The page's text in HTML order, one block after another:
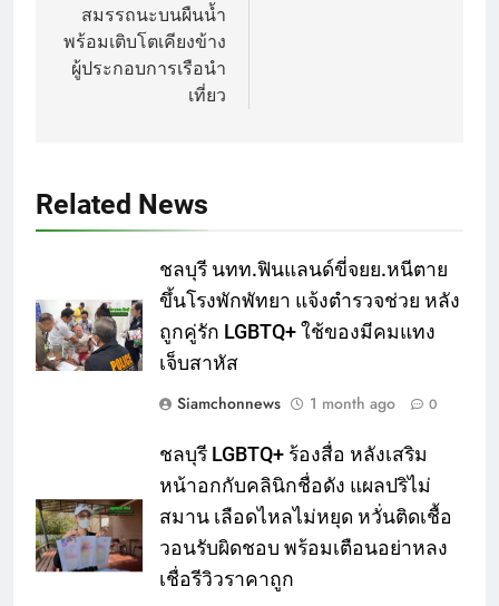
สมรรถนะบนผืนน้ำ
พร้อมเติบโตเคียงข้าง
ผู้ประกอบการเรือนำ
เที่ยว
Related News
ชลบุรี นทท.ฟินแลนด์ขี่จยย.หนีตาย
ขึ้นโรงพักพัทยา แจ้งตำรวจช่วย หลัง
ถูกคู่รัก LGBTQ+ ใช้ของมีคมแทง
เจ็บสาหัส
Siamchonnews
1 month ago 0
ชลบุรี LGBTQ+ ร้องสื่อ หลังเสริม
หน้าอกกับคลินิกชื่อดัง แผลปริไม่
สมาน เลือดไหลไม่หยุด หวั่นติดเชื้อ
วอนรับผิดชอบ พร้อมเตือนอย่าหลง
เชื่อรีวิวราคาถูก